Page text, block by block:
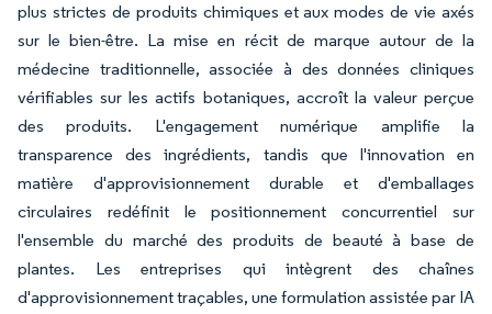
plus strictes de produits chimiques et aux modes de vie axés
sur le bien-être. La mise en récit de marque autour de la
médecine traditionnelle, associée à des données cliniques
vérifiables sur les actifs botaniques, accroît la valeur perçue
des produits. L'engagement numérique amplifie la
transparence des ingrédients, tandis que l'innovation en
matière d'approvisionnement durable et d'emballages
circulaires redéfinit le positionnement concurrentiel sur
l'ensemble du marché des produits de beauté à base de
plantes. Les entreprises qui intègrent des chaînes
d'approvisionnement traçables, une formulation assistée par IA